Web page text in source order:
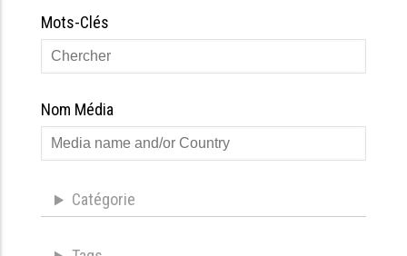
Mots-Clés
Nom Média
Catégorie